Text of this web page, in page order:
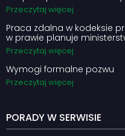
Przeczytaj więcej
Praca zdalna w kodeksie
w prawie planuje
Przeczytaj więcej
Wymogi formalne pozwu
Przeczytaj więcej
PORADY W SERWISIE